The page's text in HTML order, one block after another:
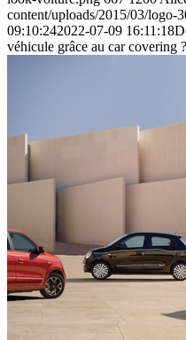
content/uploads/2015/03/logo-
09:10:242022-07-09 16:11:18
véhicule grâce au car covering ?